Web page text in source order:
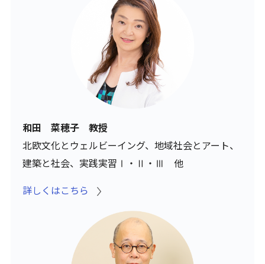
和田 菜穂子 教授
北欧文化とウェルビーイング、地域社会とアート、
建築と社会、実践実習Ⅰ・Ⅱ・Ⅲ 他
詳しくはこちら